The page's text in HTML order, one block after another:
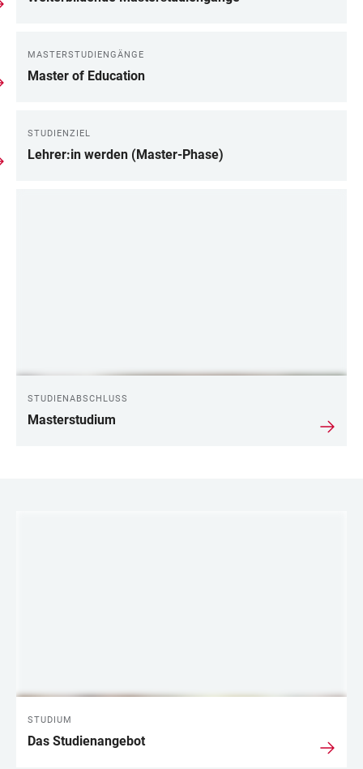
MASTERSTUDIENGÄNGE
Master of Education
STUDIENZIEL
Lehrer:in werden (Master-Phase)
STUDIENABSCHLUSS
Masterstudium
STUDIUM
Das Studienangebot